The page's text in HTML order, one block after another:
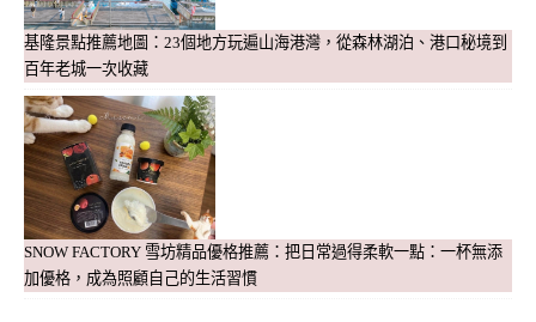
基隆景點推薦地圖：23個地方玩遍山海港灣，從森林湖泊、港口秘境到
百年老城一次收藏
SNOW FACTORY 雪坊精品優格推薦：把日常過得柔軟一點：一杯無添
加優格，成為照顧自己的生活習慣